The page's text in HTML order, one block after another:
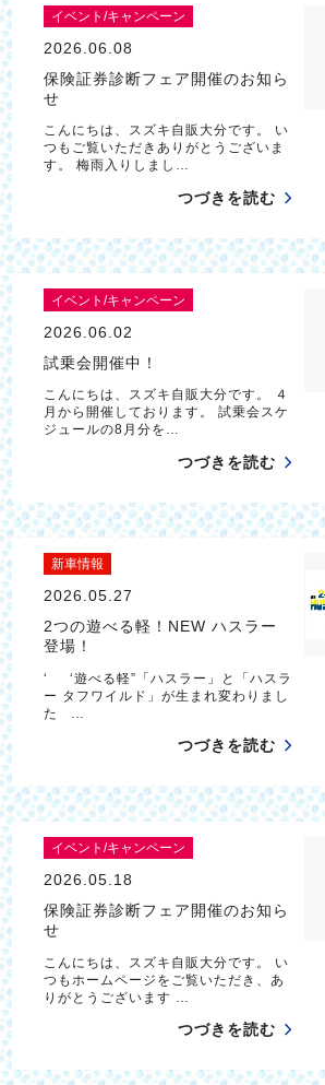
イベント/キャンペーン
2026.06.08
保険証券診断フェア開催のお知ら
せ
こんにちは、スズキ自販大分です。 い
つもご覧いただきありがとうございま
す。 梅雨入りしまし…
つづきを読む
イベント/キャンペーン
2026.06.02
試乗会開催中！
こんにちは、スズキ自販大分です。 ４
月から開催しております。 試乗会スケ
ジュールの8月分を…
つづきを読む
新車情報
2026.05.27
2つの遊べる軽！NEW ハスラー
登場！
‘ ‘遊べる軽”「ハスラー」と「ハスラ
ー タフワイルド」が生まれ変わりまし
た …
つづきを読む
イベント/キャンペーン
2026.05.18
保険証券診断フェア開催のお知ら
せ
こんにちは、スズキ自販大分です。 い
つもホームページをご覧いただき、あ
りがとうございます …
つづきを読む